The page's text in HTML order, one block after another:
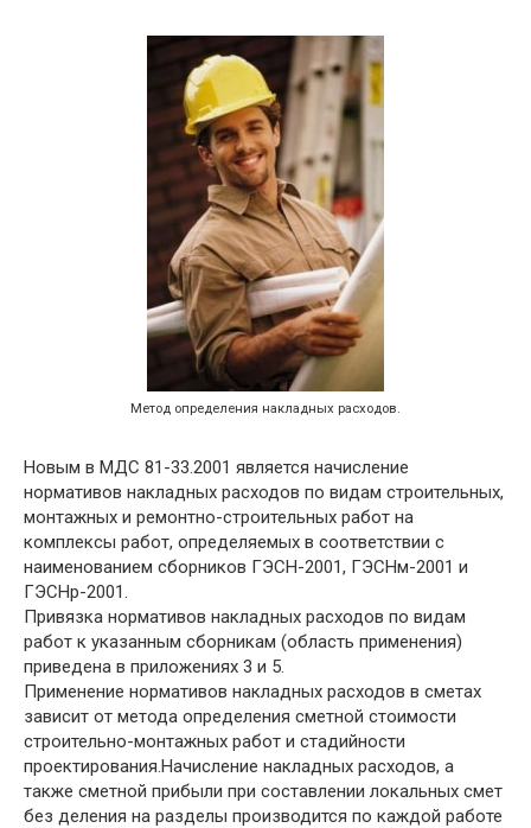
Метод определения накладных расходов.
Новым в МДС 81-33.2001 является начисление
нормативов накладных расходов по видам строительных,
монтажных и ремонтно-строительных работ на
комплексы работ, определяемых в соответствии с
наименованием сборников ГЭСН-2001, ГЭСНм-2001 и
ГЭСНр-2001.
Привязка нормативов накладных расходов по видам
работ к указанным сборникам (область применения)
приведена в приложениях 3 и 5.
Применение нормативов накладных расходов в сметах
зависит от метода определения сметной стоимости
строительно-монтажных работ и стадийности
проектирования.Начисление накладных расходов, а
также сметной прибыли при составлении локальных смет
без деления на разделы производится по каждой работе